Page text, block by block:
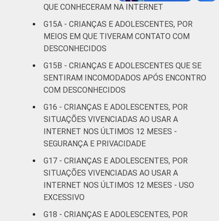
renda
29
Não sabe
Não
respondeu
21
CLASSE
SOCIAL
AB 22
C 19
DE 21
DOMICÍLIO
COM ACESSO
Sim 20
QUE CONHECERAM NA INTERNET
G15A - CRIANÇAS E ADOLESCENTES, POR
MEIOS EM QUE TIVERAM CONTATO COM
DESCONHECIDOS
G15B - CRIANÇAS E ADOLESCENTES QUE SE
SENTIRAM INCOMODADOS APÓS ENCONTRO
COM DESCONHECIDOS
G16 - CRIANÇAS E ADOLESCENTES, POR
SITUAÇÕES VIVENCIADAS AO USAR A
INTERNET NOS ÚLTIMOS 12 MESES -
SEGURANÇA E PRIVACIDADE
G17 - CRIANÇAS E ADOLESCENTES, POR
SITUAÇÕES VIVENCIADAS AO USAR A
INTERNET NOS ÚLTIMOS 12 MESES - USO
EXCESSIVO
G18 - CRIANÇAS E ADOLESCENTES, POR